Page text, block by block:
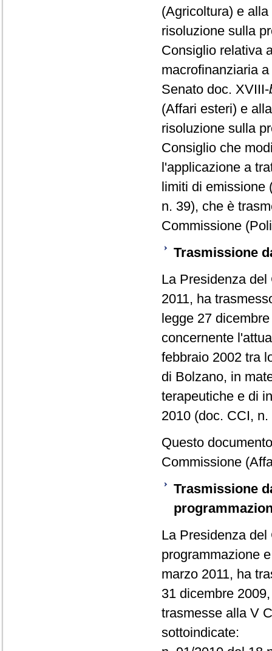
(Agricoltura) e
risoluzione sulla
Consiglio relativa
macrofinanziaria
Senato doc. XVIII-
(Affari esteri) e
risoluzione sulla
Consiglio che
l'applicazione a
limiti di
n. 39), che è
Commissione
Trasmissione
La Presidenza
2011, ha
legge 27
concernente
febbraio 2002 tra
di Bolzano, in
terapeutiche e di
2010 (doc. CCI, n.
Questo
Commissione
Trasmissione
La Presidenza
programmazione
marzo 2011, ha
31 dicembre
trasmesse alla V
sottoindicate: